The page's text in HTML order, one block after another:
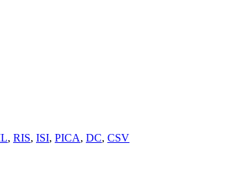
, RIS, ISI, PICA, DC, CSV